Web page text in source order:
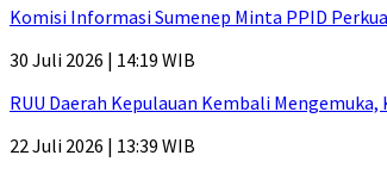
Komisi Informasi Sumenep Minta PPID
30 Juli 2026 | 14:19 WIB
RUU Daerah Kepulauan Kembali
22 Juli 2026 | 13:39 WIB